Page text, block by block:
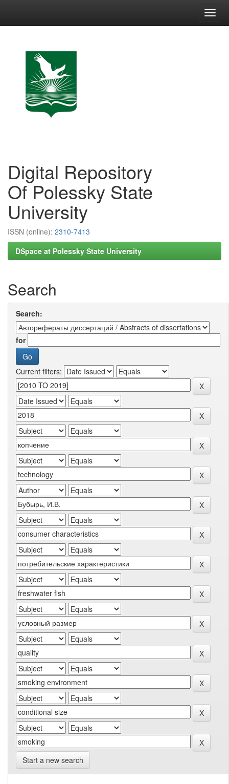
Digital Repository
Of Polessky State
University
ISSN (online): 2310-7413
DSpace at Polessky State University
Search
Search:
for
Current filters:
Start a new search